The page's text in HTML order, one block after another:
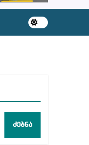
საქმემდე
ძებნა